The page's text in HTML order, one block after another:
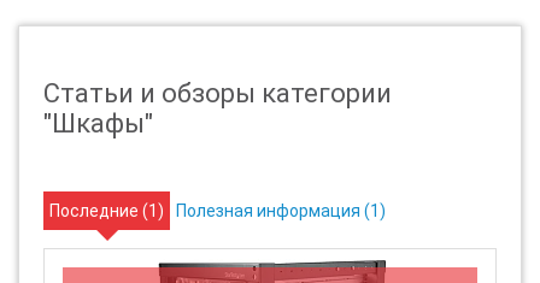
Статьи и обзоры категории
"Шкафы"
Последние (1) Полезная информация (1)